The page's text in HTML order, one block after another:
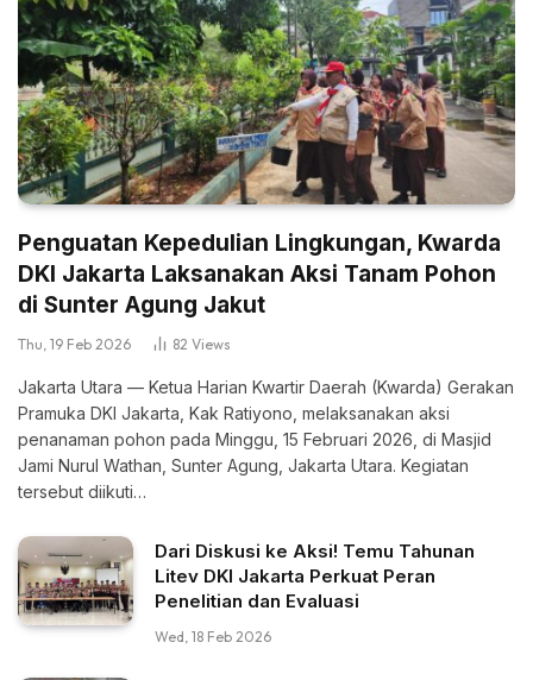
Penguatan Kepedulian Lingkungan, Kwarda
DKI Jakarta Laksanakan Aksi Tanam Pohon
di Sunter Agung Jakut
Thu, 19 Feb 2026 82 Views
Jakarta Utara — Ketua Harian Kwartir Daerah (Kwarda) Gerakan
Pramuka DKI Jakarta, Kak Ratiyono, melaksanakan aksi
penanaman pohon pada Minggu, 15 Februari 2026, di Masjid
Jami Nurul Wathan, Sunter Agung, Jakarta Utara. Kegiatan
tersebut diikuti…
Dari Diskusi ke Aksi! Temu Tahunan
Litev DKI Jakarta Perkuat Peran
Penelitian dan Evaluasi
Wed, 18 Feb 2026